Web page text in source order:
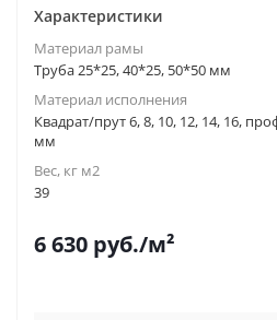
Характеристики
Материал рамы
Труба 25*25, 40*25, 50*50 мм
Материал исполнения
Квадрат/прут 6, 8, 10, 12, 14, 16,
мм
Вес, кг м2
39
6 630 руб./м²